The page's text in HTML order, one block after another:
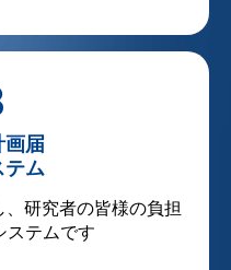
画届
テム
研究者の皆様の負担
ステムです